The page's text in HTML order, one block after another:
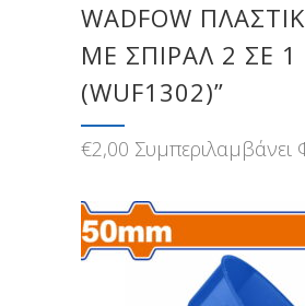
WADFOW
ΜΕ ΣΠΙΡΑΛ 2 ΣΕ 1
(WUF1302)”
€2,00 Συμπεριλαμβάνει